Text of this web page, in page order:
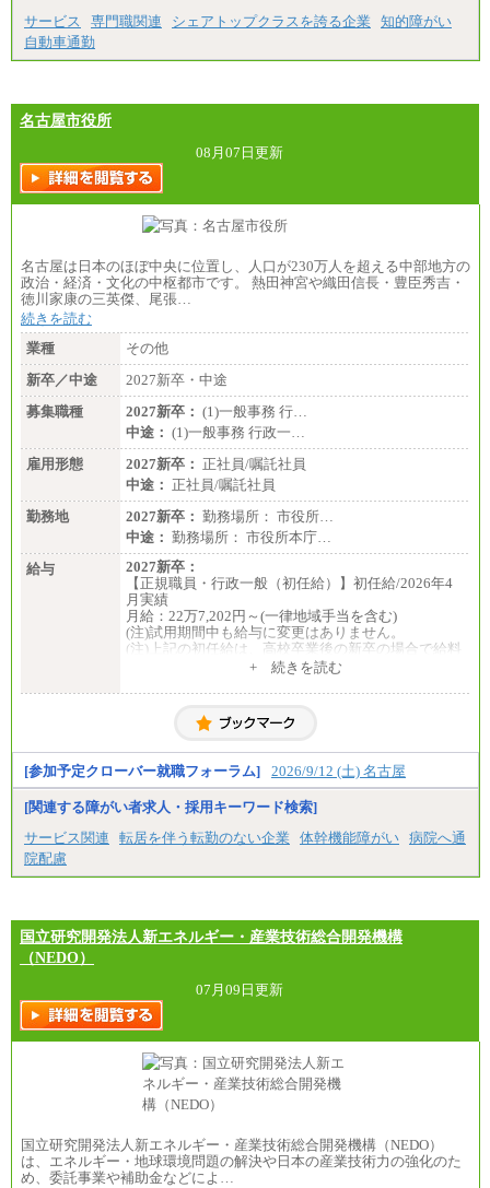
間に応じて、時間外手当等を支給。
訪日事業職 月給202,000～227,000円＋地域間調整
給
※詳細はJTBキャリアサイトよりご確認ください。
■(株)JTBビジネストランスフォーム
総合職 月給205,000～225,000円＋地域間調整給
※詳細はJTBキャリアサイトよりご確認ください。
■(株)JTBデータサービス ※2027年新卒募集終了
※詳細はJTBキャリアサイトよりご確認ください。
■I&Jデジタルイノベーション(株)
総合職 月給224,500～242,600円＋地域手当
※詳細はJTBキャリアサイトよりご確認ください。
＜有期社員コース＞
■(株)JTBビジネストランスフォーム
有期契約職 月給185,000～195,000円
※詳細はJTBキャリアサイトよりご確認ください。
■(株)JTBパブリッシング ※2027年新卒募集終了
総合職 月給241,000円
中途：
①月給227,000円以上
②月給212,000円以上
③月給172,500円以上
④月給23万円～37万円
⑤月給20万円～25万円
⑥月給33万円～48万円
⑦月給271,000円以上
⑧～⑮月給200,000円〜月給400,000円
⑯月給185,000円以上
⑱月給212,000円以上
⑳月給205,000円以上
㉑月給185,000 円以上
㉒月給185,000 円以上
※全コース共通※ 能力・経験・勤務地などにより
※試用期間中も給与に変更はございません。
サービス
専門職関連 シェアトップクラスを誇る企業
知的障がい
自動車通勤
名古屋市役所
08月07日更新
名古屋は日本のほぼ中央に位置し、人口が230万人を超える中部地方の
政治・経済・文化の中枢都市です。 熱田神宮や織田信長・豊臣秀吉・
徳川家康の三英傑、尾張…
続きを読む
業種
その他
新卒／中途
2027新卒・中途
募集職種
2027新卒： (1)一般事務 行…
中途： (1)一般事務 行政一…
雇用形態
2027新卒： 正社員/嘱託社員
中途： 正社員/嘱託社員
勤務地
2027新卒： 勤務場所： 市役所…
中途： 勤務場所： 市役所本庁…
給与
2027新卒：
【正規職員・行政一般（初任給）】初任給/2026年4
月実績
月給：22万7,202円～(一律地域手当を含む)
(注)試用期間中も給与に変更はありません。
(注)上記の初任給は、高校卒業後の新卒の場合で給料
月額に一律地域手当を加えたものです。
経験年数を加味した金額となります。
【会計年度任用職員】初任給/2026年4月実績
週20時間勤務 月給：11万3,499円
(注)上記の初任給は、給料月額に一律地域手当を加え
たものです。
中途：
【正規職員・行政一般（初任給）】初任給
月給：22万7,202円～(一律地域手当を含む)
(注)上記の初任給は、高校卒業後の新卒の場合で給料
経験年数を加味した金額となります。
(注)採用時までに給与改定があった場合は、改訂後の
【会計年度任用職員】初任給
週30時間勤務 月給：17万248円
週20時間勤務 月給：11万3,499円
(注)上記の初任給は、給料月額に一律地域手当を加え
たものです。
(注)採用時までに給与改定があった場合は、改訂後の
額となります。
+ 続きを読む
[参加予定クローバー就職フォーラム] 2026/9/12 (土) 名古屋
[関連する障がい者求人・採用キーワード検索]
サービス関連
転居を伴う転勤のない企業 体幹機能障がい 病院へ通
院配慮
国立研究開発法人新エネルギー・産業技術総合開発機構
（NEDO）
07月09日更新
国立研究開発法人新エネルギー・産業技術総合開発機構（NEDO）
は、エネルギー・地球環境問題の解決や日本の産業技術力の強化のた
め、委託事業や補助金などによ…